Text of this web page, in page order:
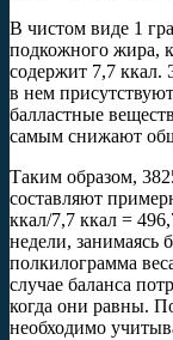
В чистом виде 1
подкожного жира,
содержит 7,7 ккал.
в нем
балластные
самым снижают
Таким образом,
составляют
ккал/7,7 ккал =
недели, занимаясь
полкилограмма
случае баланса
когда они равны.
необходимо